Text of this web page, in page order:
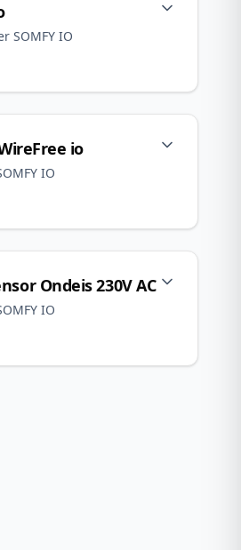
SOMFY IO
io
IO
Ondeis 230V AC
IO